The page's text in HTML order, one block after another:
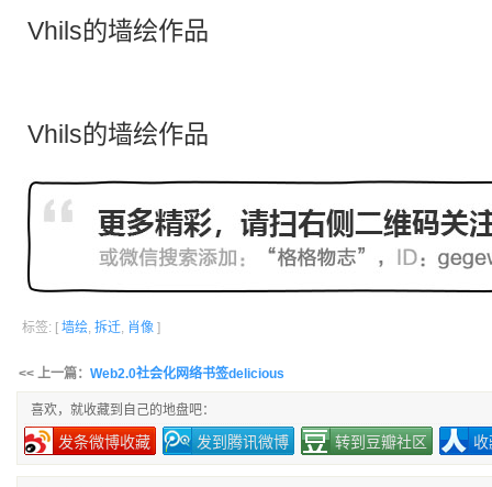
Vhils的墙绘作品
Vhils的墙绘作品
标签: [ 墙绘, 拆迁, 肖像 ]
<< 上一篇： Web2.0社会化网络书签delicious
喜欢，就收藏到自己的地盘吧：
发条微博收藏 发到腾讯微博 转到豆瓣社区